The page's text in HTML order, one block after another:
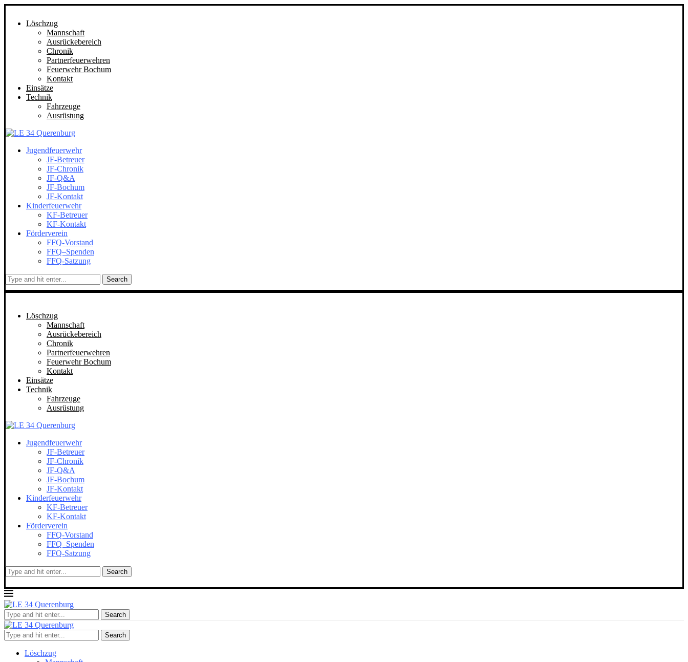
Löschzug
Mannschaft
Ausrückebereich
Chronik
Partnerfeuerwehren
Feuerwehr Bochum
Kontakt
Einsätze
Technik
Fahrzeuge
Ausrüstung
Jugendfeuerwehr
JF-Betreuer
JF-Chronik
JF-Q&A
JF-Bochum
JF-Kontakt
Kinderfeuerwehr
KF-Betreuer
KF-Kontakt
Förderverein
FFQ-Vorstand
FFQ–Spenden
FFQ-Satzung
Search
Löschzug
Mannschaft
Ausrückebereich
Chronik
Partnerfeuerwehren
Feuerwehr Bochum
Kontakt
Einsätze
Technik
Fahrzeuge
Ausrüstung
Jugendfeuerwehr
JF-Betreuer
JF-Chronik
JF-Q&A
JF-Bochum
JF-Kontakt
Kinderfeuerwehr
KF-Betreuer
KF-Kontakt
Förderverein
FFQ-Vorstand
FFQ–Spenden
FFQ-Satzung
Search
Search
Search
Löschzug